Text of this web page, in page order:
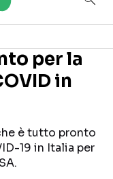
per la
in
è tutto pronto
19 in Italia per